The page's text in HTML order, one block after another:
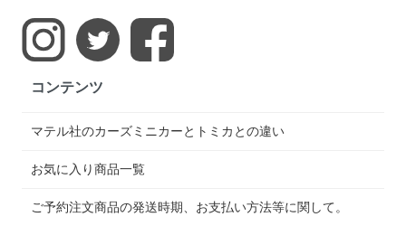
コンテンツ
マテル社のカーズミニカーとトミカとの違い
お気に入り商品一覧
ご予約注文商品の発送時期、お支払い方法等に関して。